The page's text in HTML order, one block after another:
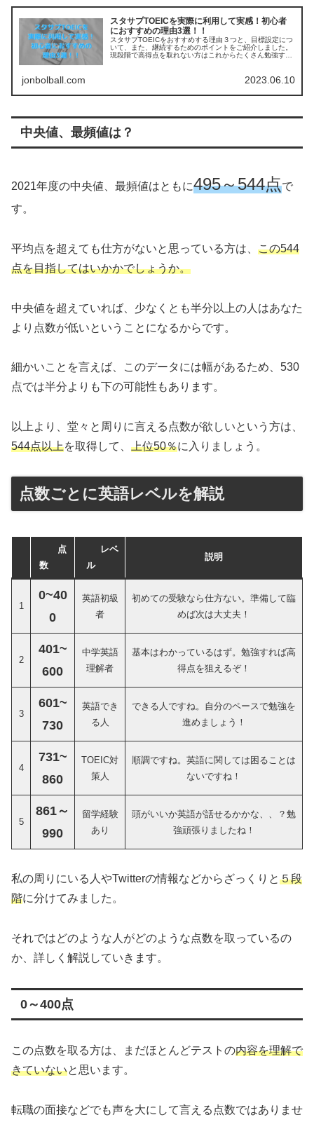
スタサプTOEICを実際に利用して実感！初心者
におすすめの理由3選！！
スタサプTOEICをおすすめする理由３つと、目標設定につ
いて、また、継続するためのポイントをご紹介しました。
現段階で高得点を取れない方はこれからたくさん勉強すれ
jonbolball.com 2023.06.10
中央値、最頻値は？
2021年度の中央値、最頻値はともに495～544点で
す。
平均点を超えても仕方がないと思っている方は、 この544
点を目指してはいかかでしょうか。
中央値を超えていれば、少なくとも半分以上の人はあなた
より点数が低いということになるからです。
細かいことを言えば、このデータには幅があるため、530
点では半分よりも下の可能性もあります。
以上より、堂々と周りに言える点数が欲しいという方は、
544点以上を取得して、 上位50％に入りましょう。
点数ごとに英語レベルを解説
点
数
レベ
ル
説明
1
0~40
0
英語初級
者
初めての受験なら仕方ない。準備して臨
めば次は大丈夫！
2
401~
600
中学英語
理解者
基本はわかっているはず。勉強すれば高
得点を狙えるぞ！
3
601~
730
英語でき
る人
できる人ですね。自分のペースで勉強を
進めましょう！
4
731~
860
TOEIC対
策人
順調ですね。英語に関しては困ることは
ないですね！
5
861～
990
留学経験
あり
頭がいいか英語が話せるかかな、、？勉
強頑張りましたね！
私の周りにいる人やTwitterの情報などからざっくりと５段
階に分けてみました。
それではどのような人がどのような点数を取っているの
か、詳しく解説していきます。
0～400点
この点数を取る方は、まだほとんどテストの内容を理解で
きていないと思います。
転職の面接などでも声を大にして言える点数ではありませ